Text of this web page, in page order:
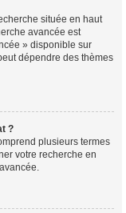
située en haut
avancée est
» disponible sur
dépendre des thèmes
?
plusieurs termes
votre recherche en